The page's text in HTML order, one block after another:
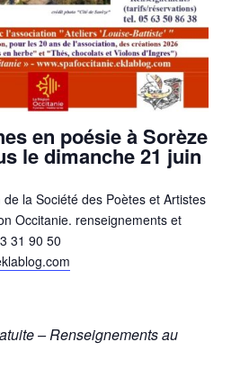
en poésie à Sorèze
le dimanche 21 juin
la Société des Poètes et Artistes
Occitanie. renseignements et
31 90 50
– Renseignements au